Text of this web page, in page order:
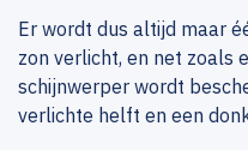
Er wordt dus altijd maar
zon verlicht, en net zoals
schijnwerper wordt
verlichte helft en een